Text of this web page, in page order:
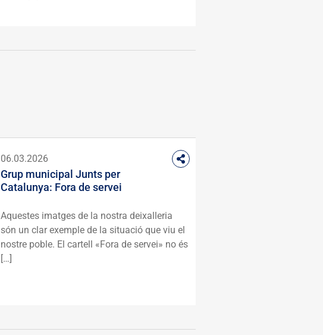
06.03.2026
Grup municipal Junts per
Catalunya: Fora de servei
Aquestes imatges de la nostra deixalleria
són un clar exemple de la situació que viu el
nostre poble. El cartell «Fora de servei» no és
[…]